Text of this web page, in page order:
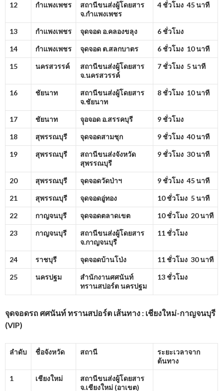
12 กำแพงเพชร
สถานีขนส่งผู้โดยสาร
จ.กำแพงเพชร
4 ชั่วโมง 45 นาที
13 กำแพงเพชร จุดจอด อ.คลองขลุง 6 ชั่วโมง
14 กำแพงเพชร จุดจอด ต.สลกบาตร 6 ชั่วโมง 10 นาที
15 นครสวรรค์
สถานีขนส่งผู้โดยสาร
จ.นครสวรรค์
7 ชั่วโมง 5 นาที
16 ชัยนาท
สถานีขนส่งผู้โดยสาร
จ.ชัยนาท
8 ชั่วโมง 10 นาที
17 ชัยนาท จุุอจอด อ.สรรคบุรี 9 ชั่วโมง
18 สุพรรณบุรี จุดจอดสามชุก 9 ชั่วโมง 40 นาที
19 สุพรรณบุรี
สถานีขนส่งจังหวัด
สุพรรณบุรี
9 ชั่วโมง 30 นาที
20 สุพรรณบุรี จุดจอดวัดป่าฯ 9 ชั่วโมง 45 นาที
21 สุพรรณบุรี จุดจอดอู่ทอง 10 ชั่วโมง 5 นาที
22 กาญจนบุรี จุดจอดตลาดเขต 10 ชั่วโมง 20 นาที
23 กาญจนบุรี
สถานีขนส่งผู้โดยสาร
จ.กาญจนบุรี
11 ชั่วโมง
24 ราชบุรี จุดจอดบ้านโป่ง 11 ชั่วโมง 30 นาที
25 นครปฐม
สำนักงานศศนันท์
ทรานสปอร์ต นครปฐม
13 ชั่วโมง
จุดจอดรถ ศศนันท์ ทรานสปอร์ต เส้นทาง : เชียงใหม่-กาญจนบุรี
(VIP)
ลำดับ ชื่อจังหวัด สถานี
ระยะเวลาจาก
ต้นทาง
1 เชียงใหม่
สถานีขนส่งผู้โดยสาร
จ.เชียงใหม่ (อาเขต)